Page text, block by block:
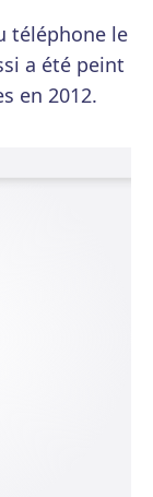
téléphone le
a été peint
en 2012.